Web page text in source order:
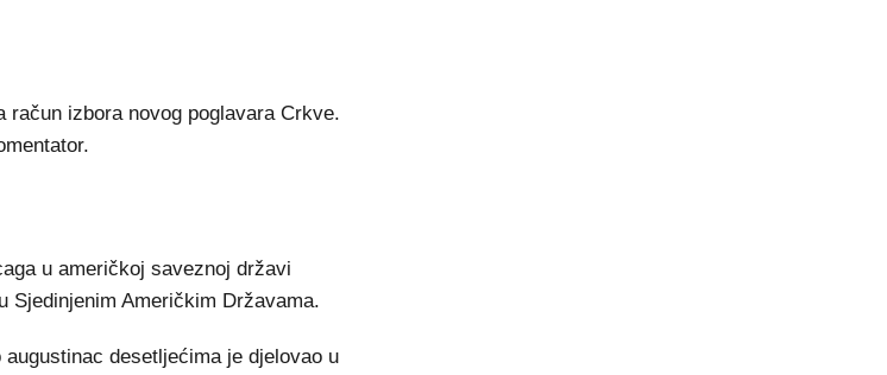
izbora novog poglavara Crkve.
u američkoj saveznoj državi
Sjedinjenim Američkim Državama.
desetljećima je djelovao u